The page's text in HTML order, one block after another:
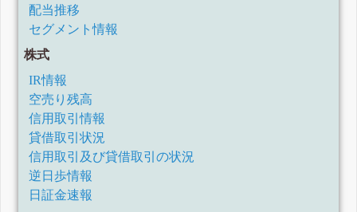
配当推移
セグメント情報
株式
IR情報
空売り残高
信用取引情報
貸借取引状況
信用取引及び貸借取引の状況
逆日歩情報
日証金速報